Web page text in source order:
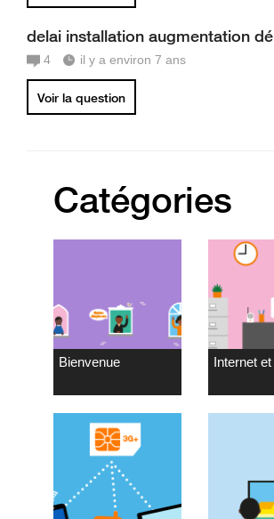
delai installation augmentation
4 il y a environ 7 ans
Voir la question
Catégories
Bienvenue Internet